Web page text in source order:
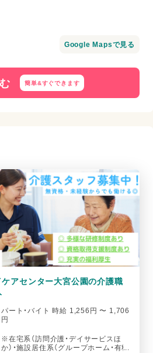
簡単&すぐできます
ケアセンター大宮公園の介護職
パート・バイト 時給 1,256円 〜 1,706
円
※在宅系（訪問介護・デイサービスほ
か）・施設居住系（グループホーム・有料